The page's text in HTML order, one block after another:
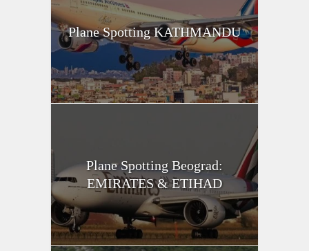
Plane Spotting KATHMANDU
Plane Spotting Beograd:
EMIRATES & ETIHAD